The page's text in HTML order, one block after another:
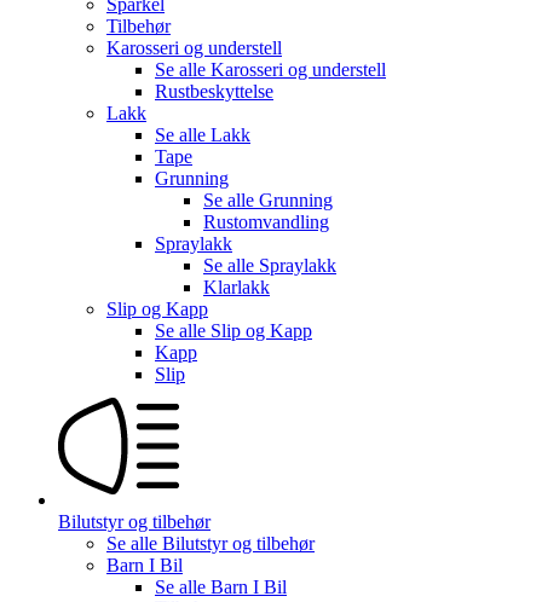
Tilbehør
Karosseri og understell
Se alle Karosseri og understell
Rustbeskyttelse
Lakk
Se alle Lakk
Tape
Grunning
Se alle Grunning
Rustomvandling
Spraylakk
Se alle Spraylakk
Klarlakk
Slip og Kapp
Se alle Slip og Kapp
Kapp
Slip
Bilutstyr og tilbehør
Se alle Bilutstyr og tilbehør
Barn I Bil
Se alle Barn I Bil